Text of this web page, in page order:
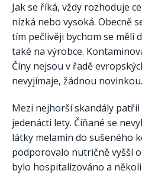
Jak se říká, vždy rozhoduje
nízká nebo vysoká. Obecně
tím pečlivěji bychom se měli
také na výrobce.
Číny nejsou v řadě
nevyjímaje, žádnou novinkou.
Mezi nejhorší skandály
jedenácti lety. Číňané se
látky melamin do sušeného
podporovalo nutričně vyšší
bylo hospitalizováno a